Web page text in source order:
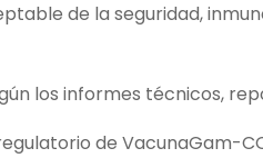
de la seguridad,
los informes técnicos,
de VacunaGam-